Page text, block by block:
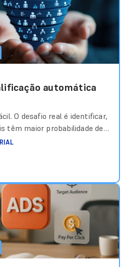
anos, essa resposta foi
base em média histórica,
automática
O desafio real é identificar,
têm maior probabilidade de
mesmo do time
melhor. Mas existe um
nisso: Lead
Ler mais